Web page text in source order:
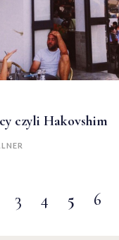
czyli Hakovshim
3 4 5 6